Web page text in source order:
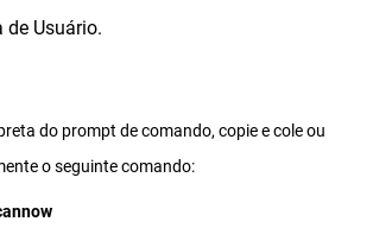
de Usuário.
do prompt de comando, copie e cole ou
o seguinte comando: